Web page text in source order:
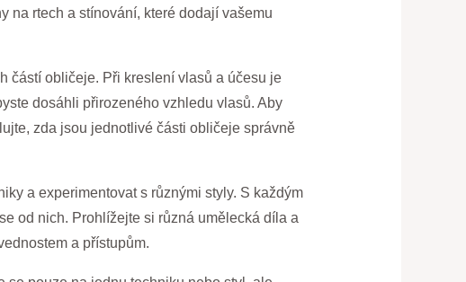
na rtech a stínování, které dodají vašemu
částí obličeje. Při kreslení vlasů a účesu je
dosáhli přirozeného vzhledu vlasů. Aby
zda jsou jednotlivé části obličeje správně
a experimentovat s různými styly. S každým
od nich. Prohlížejte si různá umělecká díla a
a přístupům.